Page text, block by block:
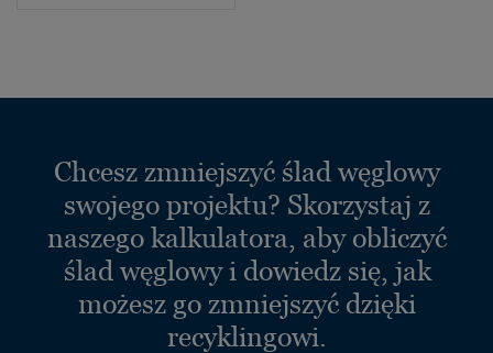
Chcesz zmniejszyć ślad węglowy
swojego projektu? Skorzystaj z
naszego kalkulatora, aby obliczyć
ślad węglowy i dowiedz się, jak
możesz go zmniejszyć dzięki
recyklingowi.